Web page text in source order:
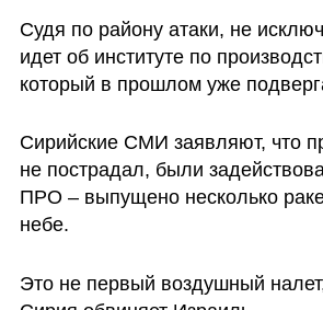
Судя по району атаки, не
идет об институте по
который в прошлом уже
Сирийские СМИ заявляют, что
не пострадал, были
ПРО – выпущено несколько
небе.
Это не первый воздушный